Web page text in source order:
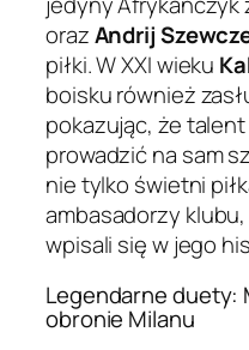
orazAndrij
piłki. W XXI wieku
boisku również
pokazując, że
prowadzić na sam
nie tylko świetni
ambasadorzy
wpisali się w jego
Legendarne duety:
obronie Milanu